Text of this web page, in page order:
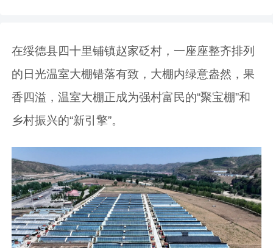
在绥德县四十里铺镇赵家砭村，一座座整齐排列
的日光温室大棚错落有致，大棚内绿意盎然，果
香四溢，温室大棚正成为强村富民的“聚宝棚”和
乡村振兴的“新引擎”。